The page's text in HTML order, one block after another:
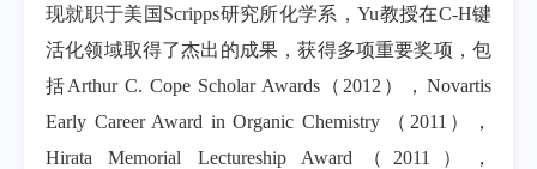
现就职于美国Scripps研究所化学系，Yu教授在C-H键
活化领域取得了杰出的成果，获得多项重要奖项，包
括Arthur C. Cope Scholar Awards（2012），Novartis
Early Career Award in Organic Chemistry （2011），
Hirata Memorial Lectureship Award（2011），